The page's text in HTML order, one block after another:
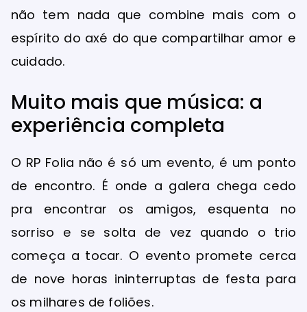
não tem nada que combine mais com o
espírito do axé do que compartilhar amor e
cuidado.
Muito mais que música: a
experiência completa
O RP Folia não é só um evento, é um ponto
de encontro. É onde a galera chega cedo
pra encontrar os amigos, esquenta no
sorriso e se solta de vez quando o trio
começa a tocar. O evento promete cerca
de nove horas ininterruptas de festa para
os milhares de foliões.